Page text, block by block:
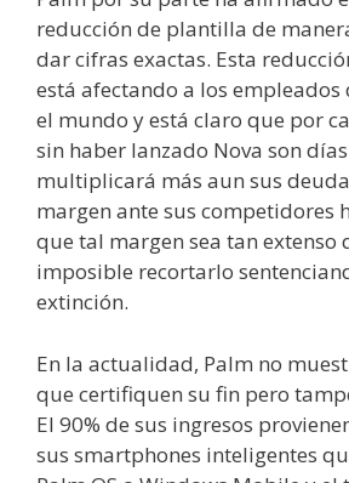
reducción de plantilla de
dar cifras exactas. Esta
está afectando a los empleados
el mundo y está claro que por
sin haber lanzado Nova son
multiplicará más aun sus
margen ante sus competidores
que tal margen sea tan extenso
imposible recortarlo
extinción.
En la actualidad, Palm no
que certifiquen su fin pero
El 90% de sus ingresos
sus smartphones inteligentes